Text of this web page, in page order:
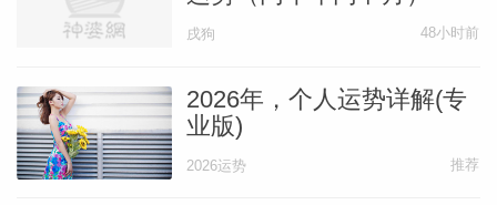
戌狗 48小时前
2026年，个人运势详解(专
业版)
2026运势 推荐